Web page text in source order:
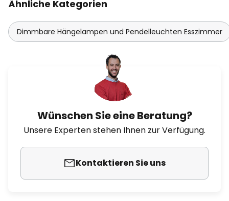
Ähnliche Kategorien
Dimmbare Hängelampen und Pendelleuchten Esszimmer
Wünschen Sie eine Beratung?
Unsere Experten stehen Ihnen zur Verfügung.
Kontaktieren Sie uns